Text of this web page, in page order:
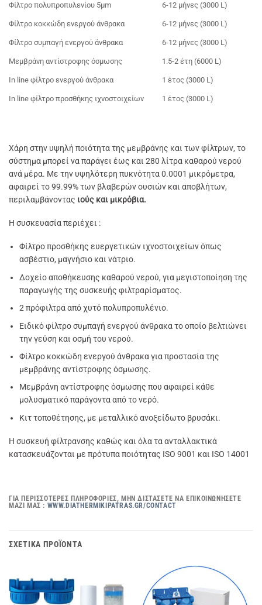
Φίλτρο πολυπροπυλενίου 5μm 6-12 μήνες (3000 L)
Φίλτρο κοκκώδη ενεργού άνθρακα 6-12 μήνες (3000 L)
Φίλτρο συμπαγή ενεργού άνθρακα 6-12 μήνες (3000 L)
Μεμβράνη αντίστροφης όσμωσης 1.5-2 έτη (6000 L)
In line φίλτρο ενεργού άνθρακα 1 έτος (3000 L)
In line φίλτρο προσθήκης ιχνοστοιχείων 1 έτος (3000 L)
Χάρη στην υψηλή ποιότητα της μεμβράνης και των φίλτρων, το
σύστημα μπορεί να παράγει έως και 280 λίτρα καθαρού νερού
ανά μέρα. Με την υψηλότερη πυκνότητα 0.0001 μικρόμετρα,
αφαιρεί το 99.99% των βλαβερών ουσιών και αποβλήτων,
περιλαμβάνοντας ιούς και μικρόβια.
Η συσκευασία περιέχει :
Φίλτρο προσθήκης ευεργετικών ιχνοστοιχείων όπως
ασβέστιο, μαγνήσιο και νάτριο.
Δοχείο αποθήκευσης καθαρού νερού, για μεγιστοποίηση της
παραγωγής της συσκευής φιλτραρίσματος.
2 πρόφιλτρα από χυτό πολυπροπυλένιο.
Ειδικό φίλτρο συμπαγή ενεργού άνθρακα το οποίο βελτιώνει
την γεύση και οσμή του νερού.
Φίλτρο κοκκώδη ενεργού άνθρακα για προστασία της
μεμβράνης αντίστροφης όσμωσης.
Μεμβράνη αντίστροφης όσμωσης που αφαιρεί κάθε
μολυσματικό παράγοντα από το νερό.
Κιτ τοποθέτησης, με μεταλλικό ανοξείδωτο βρυσάκι.
Η συσκευή φίλτρανσης καθώς και όλα τα ανταλλακτικά
κατασκευάζονται με πρότυπα ποιότητας ISO 9001 και ISO 14001
ΓΙΑ ΠΕΡΙΣΣΌΤΕΡΕΣ ΠΛΗΡΟΦΟΡΊΕΣ, ΜΗΝ ΔΙΣΤΆΣΕΤΕ ΝΑ ΕΠΙΚΟΙΝΩΝΉΣΕΤΕ
ΜΑΖΊ ΜΑΣ : WWW.DIATHERMIKIPATRAS.GR/CONTACT
ΣΧΕΤΙΚΆ ΠΡΟΪΌΝΤΑ